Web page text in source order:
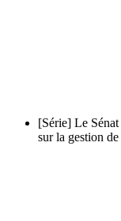
[Série] Le Sénat
sur la gestion de